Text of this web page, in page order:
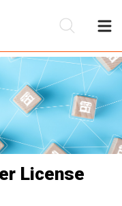
License